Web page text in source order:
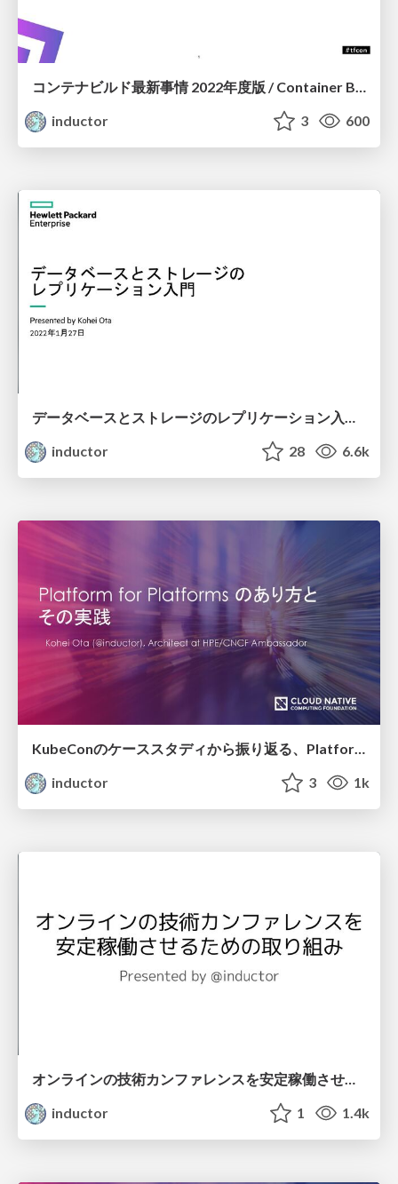
コンテナビルド最新事情 2022年度版 / Container Build 2022
inductor
3 600
データベースとストレージのレプリケーション入門 / Intro-of-database-and-storage-replication
inductor
28 6.6k
inductor
3 1k
オンラインの技術カンファレンスを安定稼働させるための取り組み / SRE activity for online conference platform
inductor
1 1.4k